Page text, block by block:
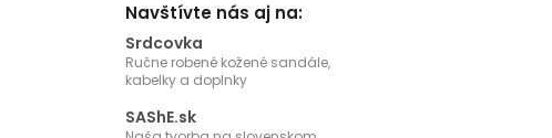
Navštívte nás aj na:
Srdcovka
Ručne robené kožené sandále,
kabelky a doplnky
SAShE.sk